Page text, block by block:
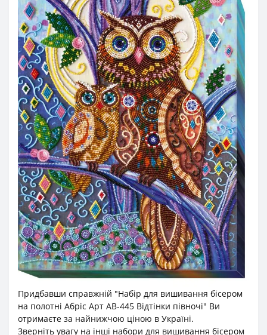
Придбавши справжній "Набір для вишивання бісером
на полотні Абріс Арт АВ-445 Відтінки півночі" Ви
отримаєте за найнижчою ціною в Україні.
Зверніть увагу на інші набори для вишивання бісером